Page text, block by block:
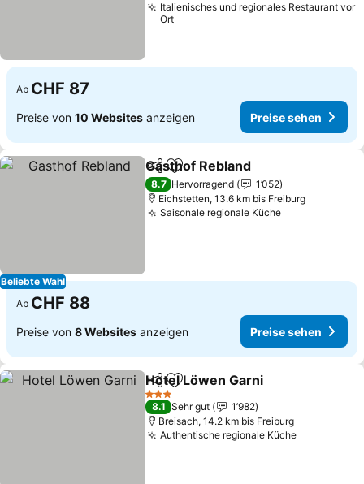
Italienisches und regionales Restaurant vor
Ort
Ab CHF 87
Preise von 10 Websites anzeigen Preise sehen
Beliebte Wahl
TeilenZu Favoriten hinzufügen
Gasthof Rebland
8.7 Hervorragend
1’052
Eichstetten, 13.6 km bis Freiburg
Saisonale regionale KüchePreise sehen
Ab CHF 88
Preise von 8 Websites anzeigen Preise sehen
TeilenZu Favoriten hinzufügen
Hotel Löwen Garni
3 Sterne
8.1 Sehr gut
1’982
Breisach, 14.2 km bis Freiburg
Authentische regionale KüchePreise